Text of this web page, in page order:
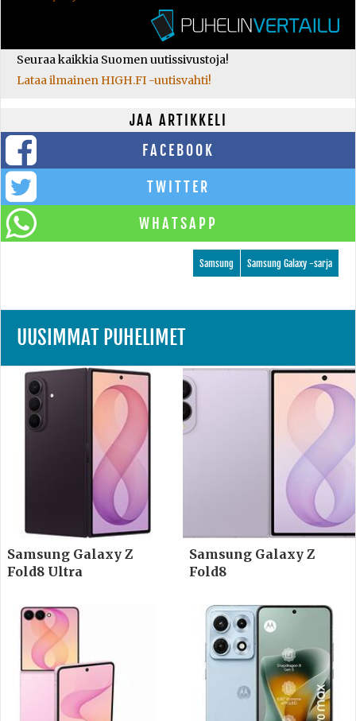
Seuraa kaikkia Suomen uutissivustoja!
Lataa ilmainen HIGH.FI -uutisvahti!
JAA ARTIKKELI
FACEBOOK
TWITTER
WHATSAPP
Samsung Galaxy -sarja
Samsung
UUSIMMAT PUHELIMET
Samsung Galaxy Z
Fold8 Ultra
Samsung Galaxy Z
Fold8